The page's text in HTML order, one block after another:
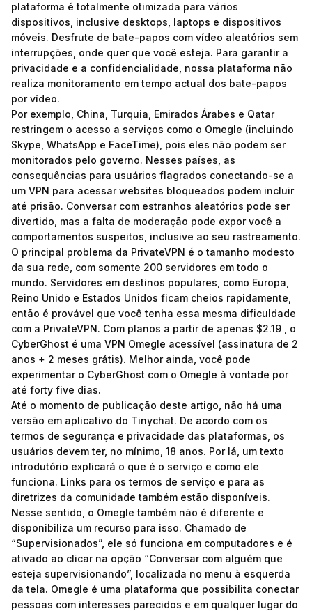
plataforma é totalmente otimizada para vários
dispositivos, inclusive desktops, laptops e dispositivos
móveis. Desfrute de bate-papos com vídeo aleatórios sem
interrupções, onde quer que você esteja. Para garantir a
privacidade e a confidencialidade, nossa plataforma não
realiza monitoramento em tempo actual dos bate-papos
por vídeo.
Por exemplo, China, Turquia, Emirados Árabes e Qatar
restringem o acesso a serviços como o Omegle (incluindo
Skype, WhatsApp e FaceTime), pois eles não podem ser
monitorados pelo governo. Nesses países, as
consequências para usuários flagrados conectando-se a
um VPN para acessar websites bloqueados podem incluir
até prisão. Conversar com estranhos aleatórios pode ser
divertido, mas a falta de moderação pode expor você a
comportamentos suspeitos, inclusive ao seu rastreamento.
O principal problema da PrivateVPN é o tamanho modesto
da sua rede, com somente 200 servidores em todo o
mundo. Servidores em destinos populares, como Europa,
Reino Unido e Estados Unidos ficam cheios rapidamente,
então é provável que você tenha essa mesma dificuldade
com a PrivateVPN. Com planos a partir de apenas $2.19 , o
CyberGhost é uma VPN Omegle acessível (assinatura de 2
anos + 2 meses grátis). Melhor ainda, você pode
experimentar o CyberGhost com o Omegle à vontade por
até forty five dias.
Até o momento de publicação deste artigo, não há uma
versão em aplicativo do Tinychat. De acordo com os
termos de segurança e privacidade das plataformas, os
usuários devem ter, no mínimo, 18 anos. Por lá, um texto
introdutório explicará o que é o serviço e como ele
funciona. Links para os termos de serviço e para as
diretrizes da comunidade também estão disponíveis.
Nesse sentido, o Omegle também não é diferente e
disponibiliza um recurso para isso. Chamado de
“Supervisionados”, ele só funciona em computadores e é
ativado ao clicar na opção “Conversar com alguém que
esteja supervisionando”, localizada no menu à esquerda
da tela. Omegle é uma plataforma que possibilita conectar
pessoas com interesses parecidos e em qualquer lugar do